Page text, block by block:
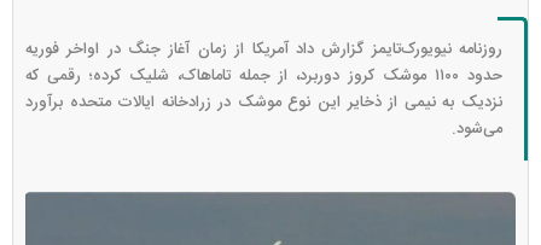
روزنامه نیویورک‌تایمز گزارش داد آمریکا از زمان آغاز جنگ در اواخر فوریه
حدود ۱۱۰۰ موشک کروز دوربرد، از جمله تاماهاک، شلیک کرده؛ رقمی که
نزدیک به نیمی از ذخایر این نوع موشک در زرادخانه ایالات متحده برآورد
می‌شود.